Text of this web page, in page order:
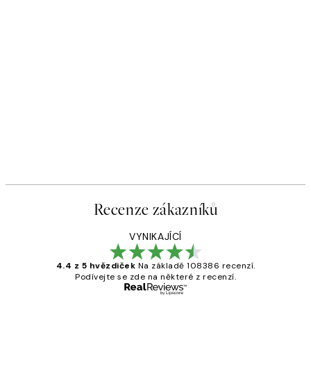
Recenze zákazníků
VYNIKAJÍCÍ
4.4 z 5 hvězdiček Na základě 108386 recenzí.
Podívejte se zde na některé z recenzí.